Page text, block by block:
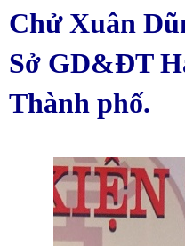
Chử Xuân
Sở GD&ĐT
Thành phố.